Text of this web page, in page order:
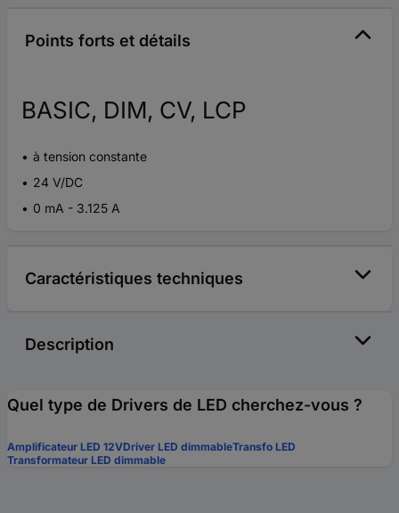
Points forts et détails
BASIC, DIM, CV, LCP
à tension constante
24 V/DC
0 mA - 3.125 A
Caractéristiques techniques
Description
Quel type de Drivers de LED cherchez-vous ?
Amplificateur LED 12VDriver LED dimmableTransfo LED
Transformateur LED dimmable